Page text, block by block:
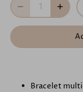
Bracelet